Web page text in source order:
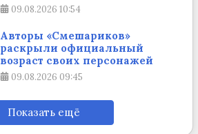
09.08.2026 10:54
Авторы «Смешариков»
раскрыли официальный
возраст своих персонажей
09.08.2026 09:45
Показать ещё